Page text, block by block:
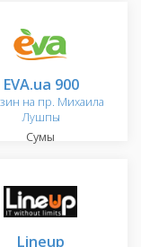
EVA.ua 900
на пр. Михаила
Лушпы
Сумы
Lineup